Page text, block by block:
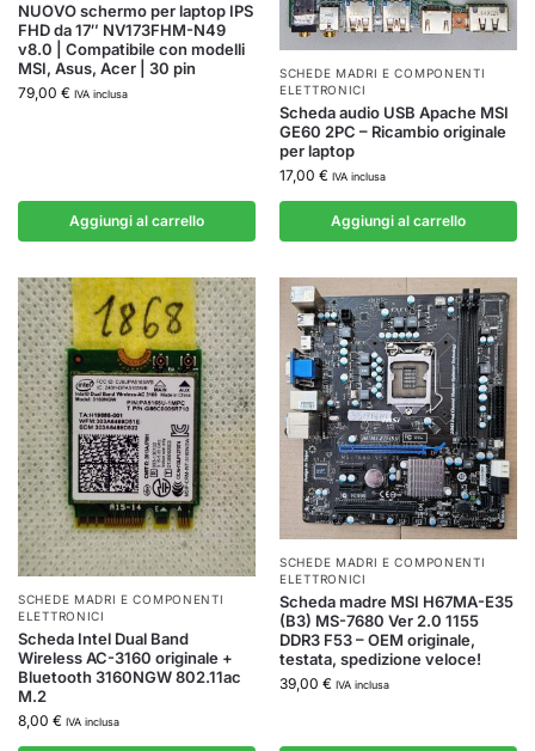
NUOVO schermo per laptop IPS
FHD da 17″ NV173FHM-N49
v8.0 | Compatibile con modelli
MSI, Asus, Acer | 30 pin
79,00 € IVA inclusa
Aggiungi al carrello
SCHEDE MADRI E COMPONENTI
ELETTRONICI
Scheda audio USB Apache MSI
GE60 2PC – Ricambio originale
per laptop
17,00 € IVA inclusa
Aggiungi al carrello
SCHEDE MADRI E COMPONENTI
ELETTRONICI
Scheda Intel Dual Band
Wireless AC-3160 originale +
Bluetooth 3160NGW 802.11ac
M.2
8,00 € IVA inclusa
SCHEDE MADRI E COMPONENTI
ELETTRONICI
Scheda madre MSI H67MA-E35
(B3) MS-7680 Ver 2.0 1155
DDR3 F53 – OEM originale,
testata, spedizione veloce!
39,00 € IVA inclusa